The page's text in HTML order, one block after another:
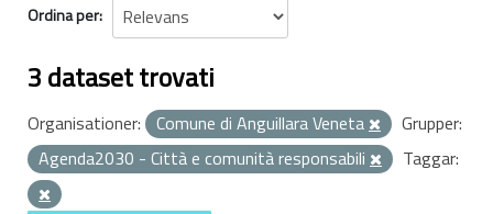
Ordina per
3 dataset trovati
Organisationer: Comune di Anguillara Veneta
Grupper:
Agenda2030 - Città e comunità responsabili
Taggar: